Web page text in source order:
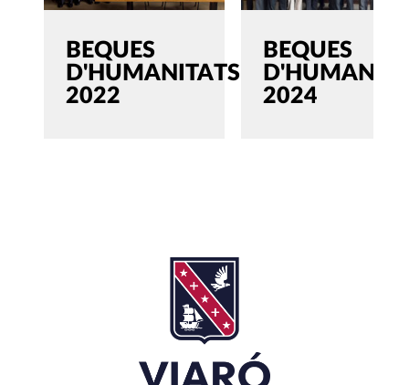
BEQUES
D'HUMANITATS
2022
BEQUES
2024